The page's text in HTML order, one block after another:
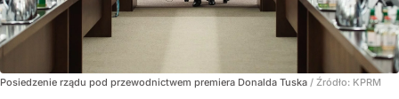
Posiedzenie rządu pod przewodnictwem premiera Donalda Tuska / Źródło: KPRM